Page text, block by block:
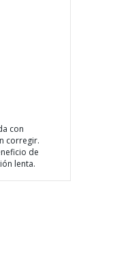
con
corregir.
de
lenta.